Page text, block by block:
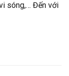
sóng,… Đến với